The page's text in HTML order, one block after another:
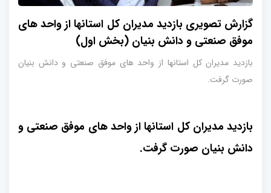
گزارش تصویری بازدید مدیران کل استانها از واحد های
موفق صنعتی و دانش بنیان (بخش اول)
بازدید مدیران کل استانها از واحد های موفق صنعتی و دانش بنیان
صورت گرفت.
بازدید مدیران کل استانها از واحد های موفق صنعتی و
دانش بنیان صورت گرفت.